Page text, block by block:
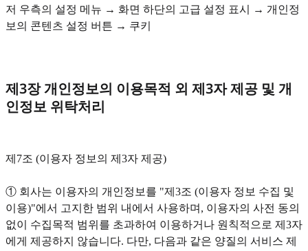
저 우측의 설정 메뉴 → 화면 하단의 고급 설정 표시 → 개인정
보의 콘텐츠 설정 버튼 → 쿠키
제3장 개인정보의 이용목적 외 제3자 제공 및 개
인정보 위탁처리
제7조 (이용자 정보의 제3자 제공)
① 회사는 이용자의 개인정보를 "제3조 (이용자 정보 수집 및
이용)"에서 고지한 범위 내에서 사용하며, 이용자의 사전 동의
없이 수집목적 범위를 초과하여 이용하거나 원칙적으로 제3자
에게 제공하지 않습니다. 다만, 다음과 같은 양질의 서비스 제